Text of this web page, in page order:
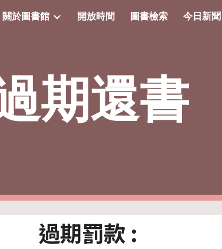
Skip to
關於圖書館 開放時間 圖書檢索 今日新聞
期還書
過期罰款 :